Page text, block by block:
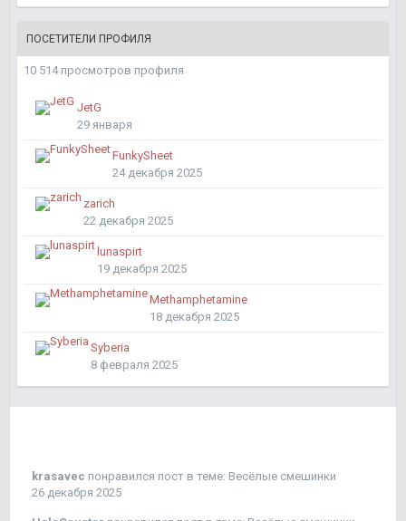
ПОСЕТИТЕЛИ ПРОФИЛЯ
10 514 просмотров профиля
JetG
29 января
FunkySheet
24 декабря 2025
zarich
22 декабря 2025
lunaspirt
19 декабря 2025
Methamphetamine
18 декабря 2025
Syberia
8 февраля 2025
krasavec понравился пост в теме: Весёлые смешинки
26 декабря 2025